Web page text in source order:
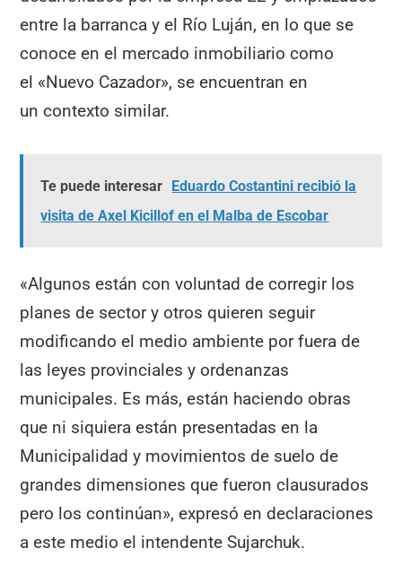
entre la barranca y el Río Luján, en lo que se
conoce en el mercado inmobiliario como
el «Nuevo Cazador», se encuentran en
un contexto similar.
Te puede interesar
Eduardo Costantini recibió la
visita de Axel Kicillof en el Malba de Escobar
«Algunos están con voluntad de corregir los
planes de sector y otros quieren seguir
modificando el medio ambiente por fuera de
las leyes provinciales y ordenanzas
municipales. Es más, están haciendo obras
que ni siquiera están presentadas en la
Municipalidad y movimientos de suelo de
grandes dimensiones que fueron clausurados
pero los continúan», expresó en declaraciones
a este medio el intendente Sujarchuk.